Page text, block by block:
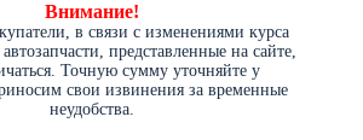
Внимание!
в связи с изменениями курса
представленные на сайте,
Точную сумму уточняйте у
свои извинения за временные
неудобства.